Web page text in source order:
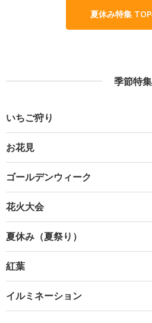
夏休み特集
季節特集
いちご狩り
お花見
ゴールデンウィーク
花火大会
夏休み（夏祭り）
紅葉
イルミネーション